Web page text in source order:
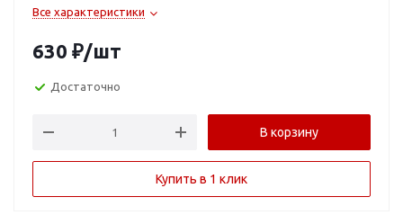
Все характеристики
630 ₽/шт
Достаточно
В корзину
Купить в 1 клик